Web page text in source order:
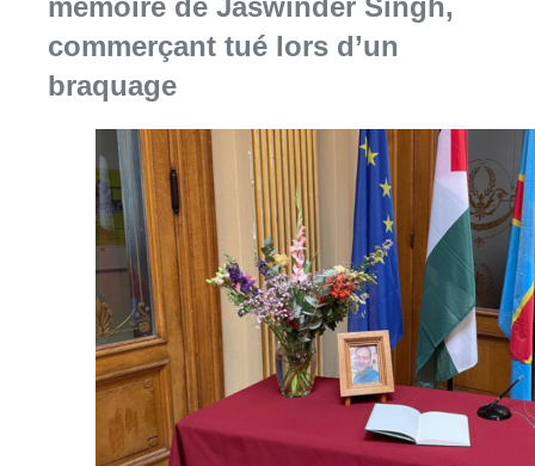
mémoire de Jaswinder Singh,
commerçant tué lors d’un
braquage